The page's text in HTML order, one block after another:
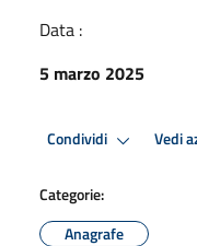
Data :
5 marzo 2025
Condividi Vedi
Categorie:
Anagrafe